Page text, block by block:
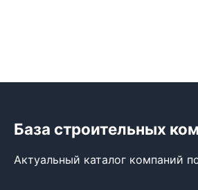
База строительных
Актуальный каталог компаний